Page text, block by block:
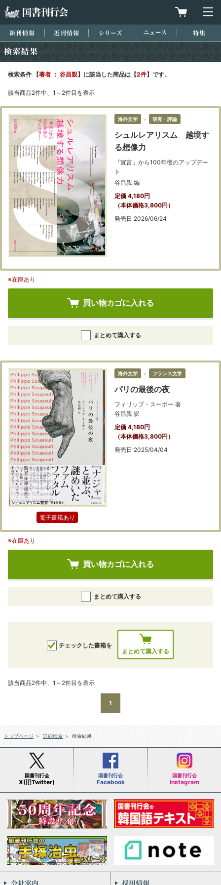
買物カゴを
新刊情報 近刊情報 シリーズ ニュース
検索条件 【著者 ： 谷昌親】に該当した商品は【2件】です。
該当商品2件中、1～2件目を表示
海外文学 ＞ 研究・評論
シュルレアリスム 越境す
る想像力
『宣言』から100年後のアップデー
ト
谷昌親 編
定価 4,180円
（本体価格3,800円）
発売日 2026/06/24
※在庫あり
買い物カゴに入れる
まとめて購入する
電子書籍あり
海外文学 ＞ フランス文学
パリの最後の夜
フィリップ・スーポー 著
谷昌親 訳
定価 4,180円
（本体価格3,800円）
発売日 2025/04/04
※在庫あり
買い物カゴに入れる
まとめて購入する
チェックした書籍を
まとめて購入する
該当商品2件中、1～2件目を表示
1
トップページ ＞ 詳細検索 ＞ 検索結果
国書刊行会
X(旧Twitter)
国書刊行会
Facebook
国書刊行会
Instagram
会社案内